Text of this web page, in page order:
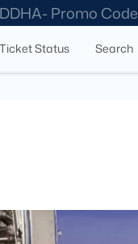
Promo Code
Ticket Status Search